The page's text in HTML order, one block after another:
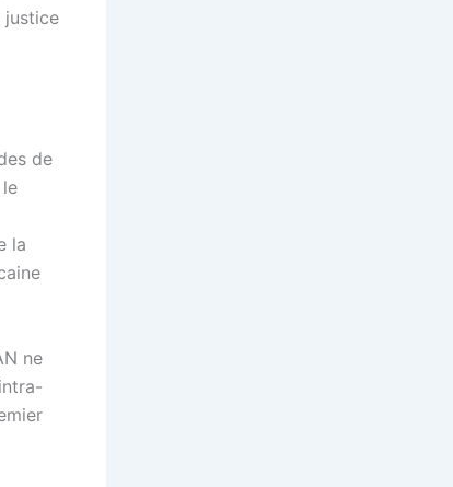
justice
de
la
ne